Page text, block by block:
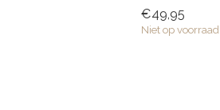
€49,95
Niet op voorraad